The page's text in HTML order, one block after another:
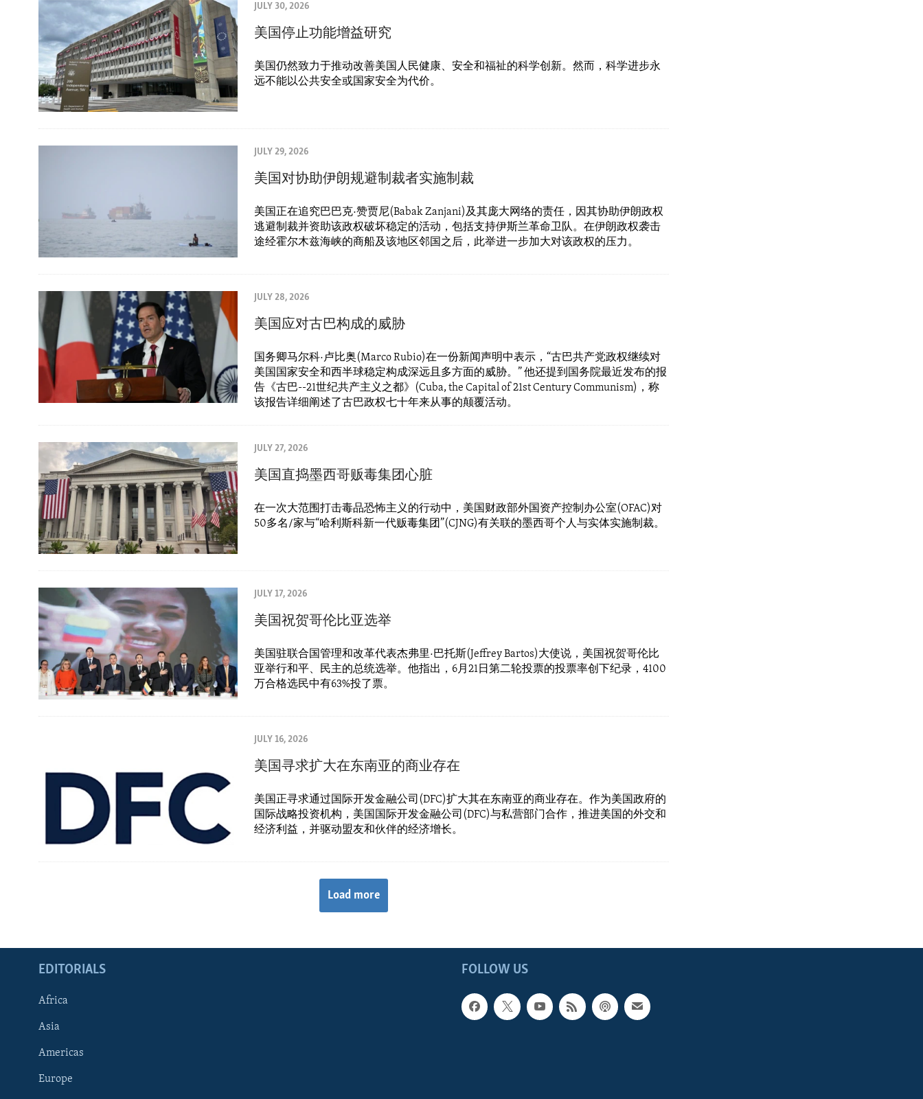
JULY 30, 2026
美国停止功能增益研究
美国仍然致力于推动改善美国人民健康、安全和福祉的科学创新。然而，科学进步永
远不能以公共安全或国家安全为代价。
JULY 29, 2026
美国对协助伊朗规避制裁者实施制裁
美国正在追究巴巴克·赞贾尼(Babak Zanjani)及其庞大网络的责任，因其协助伊朗政权
逃避制裁并资助该政权破坏稳定的活动，包括支持伊斯兰革命卫队。在伊朗政权袭击
途经霍尔木兹海峡的商船及该地区邻国之后，此举进一步加大对该政权的压力。
JULY 28, 2026
美国应对古巴构成的威胁
国务卿马尔科·卢比奥(Marco Rubio)在一份新闻声明中表示，“古巴共产党政权继续对
美国国家安全和西半球稳定构成深远且多方面的威胁。” 他还提到国务院最近发布的报
告《古巴--21世纪共产主义之都》(Cuba, the Capital of 21st Century Communism)，称
该报告详细阐述了古巴政权七十年来从事的颠覆活动。
JULY 27, 2026
美国直捣墨西哥贩毒集团心脏
在一次大范围打击毒品恐怖主义的行动中，美国财政部外国资产控制办公室(OFAC)对
50多名/家与“哈利斯科新一代贩毒集团”(CJNG)有关联的墨西哥个人与实体实施制裁。
JULY 17, 2026
美国祝贺哥伦比亚选举
美国驻联合国管理和改革代表杰弗里·巴托斯(Jeffrey Bartos)大使说，美国祝贺哥伦比
亚举行和平、民主的总统选举。他指出，6月21日第二轮投票的投票率创下纪录，4100
万合格选民中有63%投了票。
JULY 16, 2026
美国寻求扩大在东南亚的商业存在
美国正寻求通过国际开发金融公司(DFC)扩大其在东南亚的商业存在。作为美国政府的
国际战略投资机构，美国国际开发金融公司(DFC)与私营部门合作，推进美国的外交和
经济利益，并驱动盟友和伙伴的经济增长。
Load more
FOLLOW US
EDITORIALS
Africa
Asia
Americas
Europe